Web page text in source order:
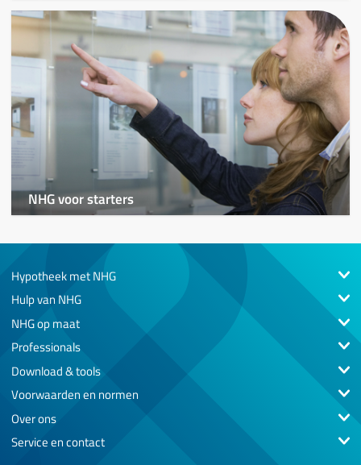
NHG voor starters
Hypotheek met NHG
Hulp van NHG
NHG op maat
Professionals
Download & tools
Voorwaarden en normen
Over ons
Service en contact